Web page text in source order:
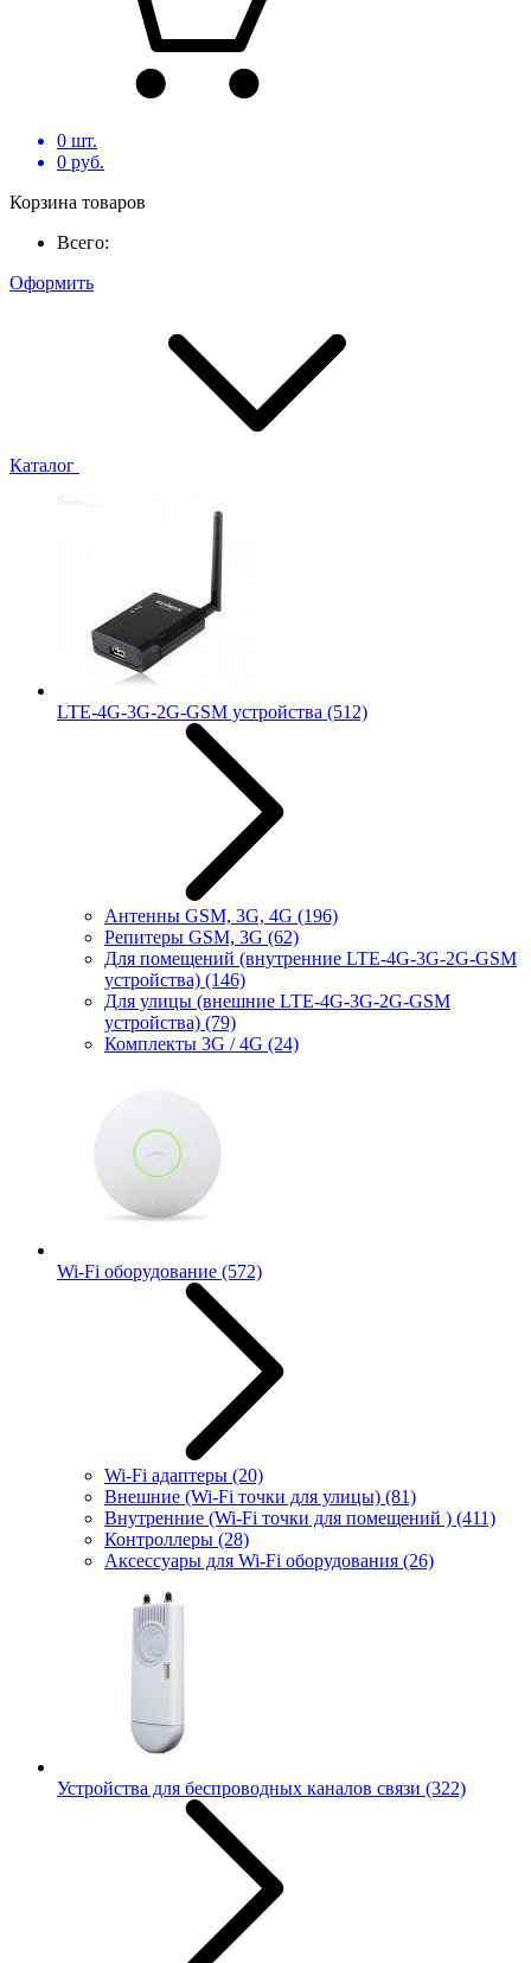
0 шт.
0 руб.
Корзина товаров
Всего:
Оформить
Каталог
LTE-4G-3G-2G-GSM устройства (512)
Антенны GSM, 3G, 4G (196)
Репитеры GSM, 3G (62)
Для помещений (внутренние LTE-4G-3G-2G-GSM
устройства) (146)
Для улицы (внешние LTE-4G-3G-2G-GSM
устройства) (79)
Комплекты 3G / 4G (24)
Wi-Fi оборудование (572)
Wi-Fi адаптеры (20)
Внешние (Wi-Fi точки для улицы) (81)
Внутренние (Wi-Fi точки для помещений ) (411)
Контроллеры (28)
Аксессуары для Wi-Fi оборудования (26)
Устройства для беспроводных каналов связи (322)